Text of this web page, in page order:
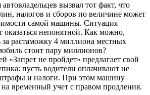
вызвал тот факт, что
налогов и сборов по величине может
самой машины. Ситуация
оказаться непонятной. Как можно,
растаможку 4 миллиона местных
стоит пару миллионов?
«Запрет не пройдет» предлагает свой
пусть водители оплачивают не
и налоги. При этом машину
временный учет с правом продления.